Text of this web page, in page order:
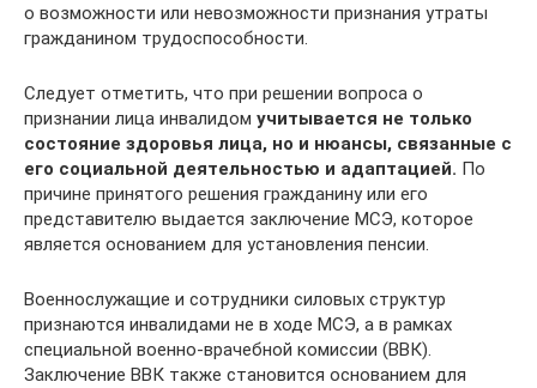
о возможности или невозможности признания утраты
гражданином трудоспособности.
Следует отметить, что при решении вопроса о
признании лица инвалидом учитывается не только
состояние здоровья лица, но и нюансы, связанные с
его социальной деятельностью и адаптацией. По
причине принятого решения гражданину или его
представителю выдается заключение МСЭ, которое
является основанием для установления пенсии.
Военнослужащие и сотрудники силовых структур
признаются инвалидами не в ходе МСЭ, а в рамках
специальной военно-врачебной комиссии (ВВК).
Заключение ВВК также становится основанием для